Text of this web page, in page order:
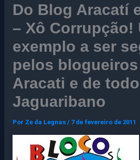
Do Blog Aracatí
– Xô Corrupção!
exemplo a ser
pelos
Aracati e de
Jaguaribano
Por Ze da Legnas/ 7 de fevereiro de 2011